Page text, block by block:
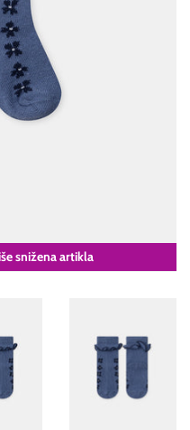
snižena artikla